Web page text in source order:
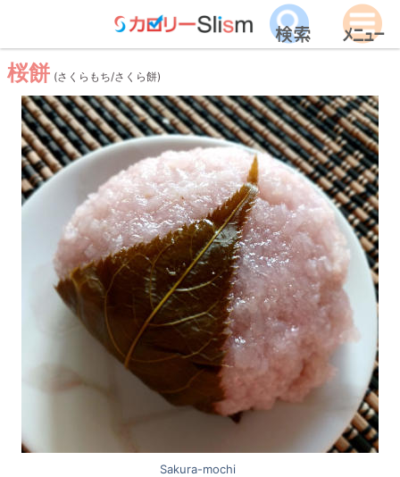
桜餅 (さくらもち/さくら餅)
Sakura-mochi